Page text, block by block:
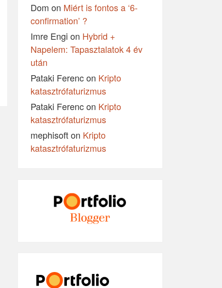
Dom on Miért is fontos a ‘6-
confirmation’ ?
Imre Engi on Hybrid +
Napelem: Tapasztalatok 4 év
után
Pataki Ferencon Kripto
katasztrófaturizmus
Pataki Ferencon Kripto
katasztrófaturizmus
mephisofton Kripto
katasztrófaturizmus